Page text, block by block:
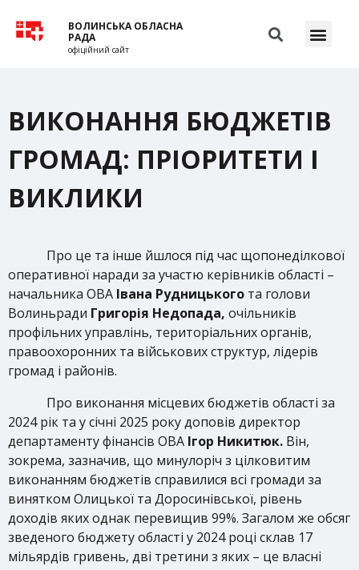
ВОЛИНСЬКА ОБЛАСНА
РАДА
офіційний сайт
ВИКОНАННЯ БЮДЖЕТІВ
ГРОМАД: ПРІОРИТЕТИ І
ВИКЛИКИ
Про це та інше йшлося під час щопонеділкової
оперативної наради за участю керівників області –
начальника ОВА Івана Рудницького та голови
Волиньради Григорія Недопада, очільників
профільних управлінь, територіальних органів,
правоохоронних та військових структур, лідерів
громад і районів.
Про виконання місцевих бюджетів області за
2024 рік та у січні 2025 року доповів директор
департаменту фінансів ОВА Ігор Никитюк. Він,
зокрема, зазначив, що минулоріч з цілковитим
виконанням бюджетів справилися всі громади за
винятком Олицької та Доросинівської, рівень
доходів яких однак перевищив 99%. Загалом же обсяг
зведеного бюджету області у 2024 році склав 17
мільярдів гривень, дві третини з яких – це власні